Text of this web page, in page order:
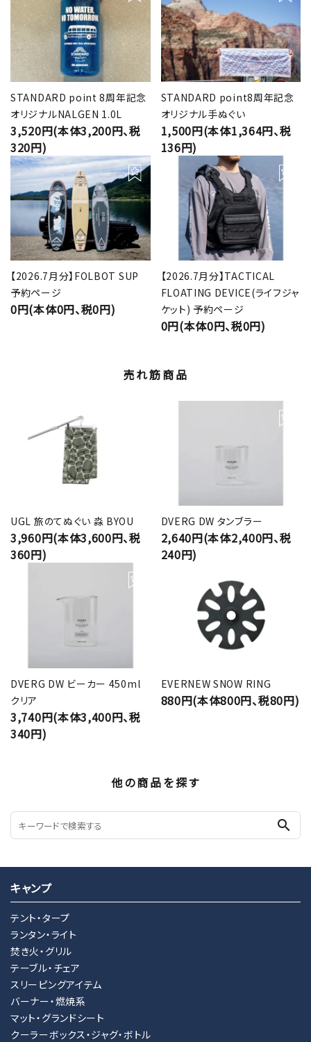
STANDARD point 8周年記念
オリジナルNALGEN 1.0L
3,520円(本体3,200円、税
320円)
STANDARD point8周年記念
オリジナル手ぬぐい
1,500円(本体1,364円、税
136円)
【2026.7月分】FOLBOT SUP
予約ページ
0円(本体0円、税0円)
【2026.7月分】TACTICAL
FLOATING DEVICE(ライフジャ
ケット) 予約ページ
0円(本体0円、税0円)
売れ筋商品
UGL 旅のてぬぐい 淼 BYOU
3,960円(本体3,600円、税
360円)
DVERG DW タンブラー
2,640円(本体2,400円、税
240円)
DVERG DW ビーカー 450ml
クリア
3,740円(本体3,400円、税
340円)
EVERNEW SNOW RING
880円(本体800円、税80円)
他の商品を探す
search
キャンプ
テント・タープ
ランタン・ライト
焚き火・グリル
テーブル・チェア
スリーピングアイテム
バーナー・燃焼系
マット・グランドシート
クーラーボックス・ジャグ・ボトル